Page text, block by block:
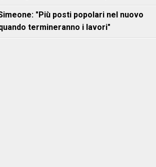
"Più posti popolari nel nuovo
termineranno i lavori"